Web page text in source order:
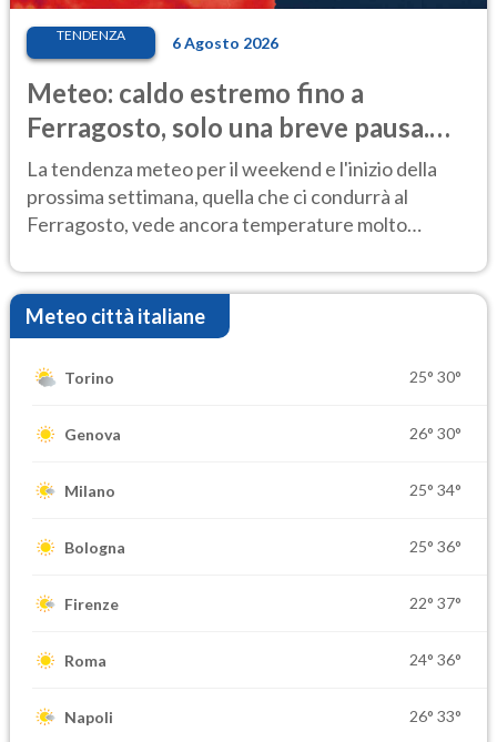
TENDENZA 6 Agosto 2026
Meteo: caldo estremo fino a
Ferragosto, solo una breve pausa.
Ecco dove
La tendenza meteo per il weekend e l'inizio della
prossima settimana, quella che ci condurrà al
Ferragosto, vede ancora temperature molto
Meteo città italiane
Torino 25° 30°
Genova 26° 30°
Milano 25° 34°
Bologna 25° 36°
Firenze 22° 37°
Roma 24° 36°
Napoli 26° 33°